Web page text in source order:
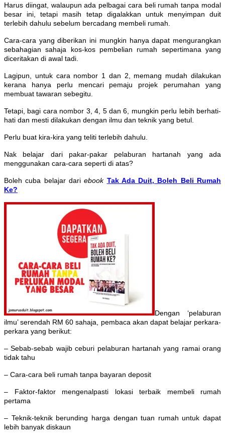
Harus diingat, walaupun ada pelbagai cara beli rumah tanpa modal
besar ini, tetapi masih tetap digalakkan untuk menyimpan duit
terlebih dahulu sebelum bercadang membeli rumah.
Cara-cara yang diberikan ini mungkin hanya dapat mengurangkan
sebahagian sahaja kos-kos pembelian rumah sepertimana yang
diceritakan di awal tadi.
Lagipun, untuk cara nombor 1 dan 2, memang mudah dilakukan
kerana hanya perlu mencari pemaju projek perumahan yang
membuat tawaran sebegitu.
Tetapi, bagi cara nombor 3, 4, 5 dan 6, mungkin perlu lebih berhati-
hati dan mesti dilakukan dengan ilmu dan teknik yang betul.
Perlu buat kira-kira yang teliti terlebih dahulu.
Nak belajar dari pakar-pakar pelaburan hartanah yang ada
menggunakan cara-cara seperti di atas?
Boleh cuba belajar dariebook Tak Ada Duit, Boleh Beli Rumah
Ke?
Dengan ‘pelaburan
ilmu’ serendah RM 60 sahaja, pembaca akan dapat belajar perkara-
perkara yang berikut:
– Sebab-sebab wajib ceburi pelaburan hartanah yang ramai orang
tidak tahu
– Cara-cara beli rumah tanpa bayaran deposit
– Faktor-faktor mengenalpasti lokasi terbaik membeli rumah
pertama
– Teknik-teknik berunding harga dengan tuan rumah untuk dapat
lebih banyak diskaun